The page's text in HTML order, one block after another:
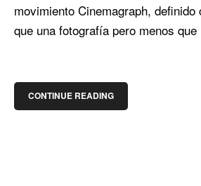
movimiento Cinemagraph, definido
que una fotografía pero menos que
CONTINUE READING